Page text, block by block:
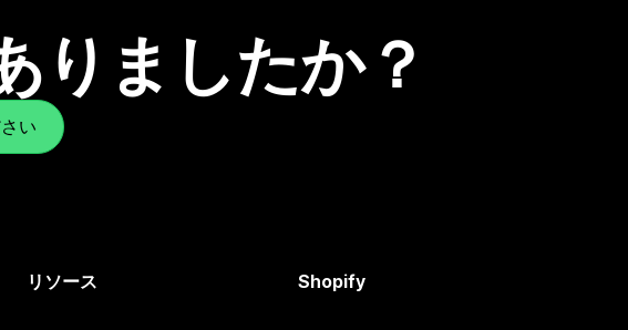
りましたか？
い
リソース Shopify